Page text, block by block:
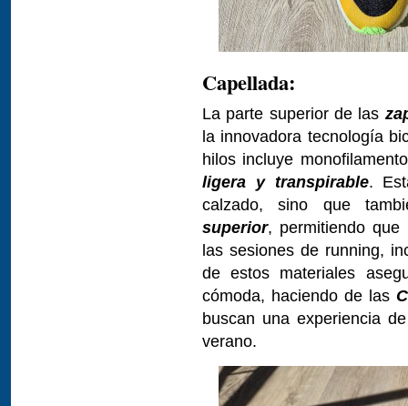
Capellada:
La parte superior de las
la innovadora tecnología
hilos incluye
ligera y transpirable.
calzado, sino que
superior, permitiendo que
las sesiones de running,
de estos materiales
cómoda, haciendo de las
buscan una experiencia
verano.